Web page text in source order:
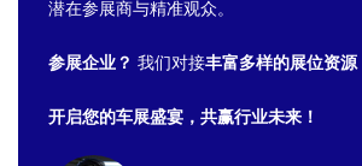
潜在参展商与精准观众。
参展企业？ 我们对接丰富多样的展位资源
开启您的车展盛宴，共赢行业未来！